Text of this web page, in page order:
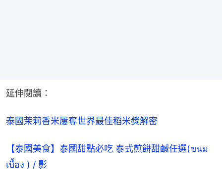
延伸閱讀：
泰國茉莉香米屢奪世界最佳稻米獎解密
【泰國美食】泰國甜點必吃 泰式煎餅甜鹹任選(ขนม
เบื้อง ) / 影